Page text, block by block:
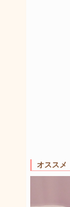
オススメ